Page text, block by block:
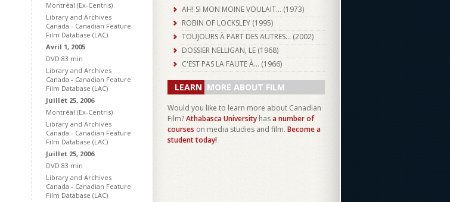
Montréal (Ex-Centris)
Library and Archives
Canada - Canadian Feature
Film Database (LAC)
Avril 1, 2005
DVD 83 min
Library and Archives
Canada - Canadian Feature
Film Database (LAC)
Juillet 25, 2006
Montréal (Ex-Centris)
Library and Archives
Canada - Canadian Feature
Film Database (LAC)
Juillet 25, 2006
DVD 83 min
Library and Archives
Canada - Canadian Feature
Film Database (LAC)
AH! SI MON MOINE VOULAIT... (1973)
ROBIN OF LOCKSLEY (1995)
TOUJOURS À PART DES AUTRES... (2002)
DOSSIER NELLIGAN, LE (1968)
C'EST PAS LA FAUTE À... (1966)
LEARN MORE ABOUT FILM
Would you like to learn more about Canadian
Film?Athabasca University hasa number of
courses on media studies and film. Become a
student today!